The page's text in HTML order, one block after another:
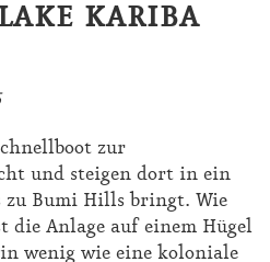
KARIBA
zur
und steigen dort in ein
zu Bumi Hills bringt. Wie
die Anlage auf einem Hügel
wenig wie eine koloniale